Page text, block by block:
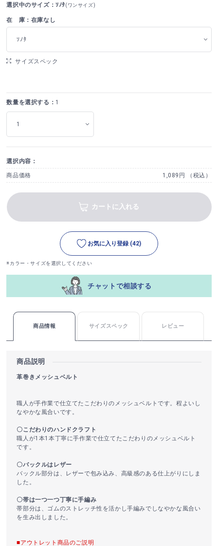
選択中のサイズ：ｿﾉﾀ(ワンサイズ)
在 庫：在庫なし
ｿﾉﾀ
サイズスペック
数量を選択する： 1
選択内容：
商品価格 1,089円 （税込）
カートに入れる
お気に入り登録 (42)
※カラー・サイズを選択してください
チャットで相談する
商品情報 サイズスペック レビュー
商品説明
革巻きメッシュベルト
職人が手作業で仕立てたこだわりのメッシュベルトです。程よいし
なやかな風合いです。
〇こだわりのハンドクラフト
職人が1本1本丁寧に手作業で仕立てたこだわりのメッシュベルト
です。
〇バックルはレザー
バックル部分は、レザーで包み込み、高級感のある仕上がりにしま
した。
〇帯は一つ一つ丁寧に手編み
帯部分は、ゴムのストレッチ性を活かし手編みでしなやかな風合い
を生み出しました。
■アウトレット商品のご説明